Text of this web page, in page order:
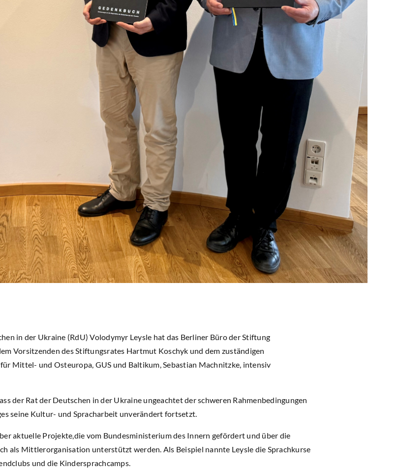
in der Ukraine (RdU) Volodymyr Leysle hat das Berliner Büro der Stiftung
Vorsitzenden des Stiftungsrates Hartmut Koschyk und dem zuständigen
Mittel- und Osteuropa, GUS und Baltikum, Sebastian Machnitzke, intensiv
der Rat der Deutschen in der Ukraine ungeachtet der schweren Rahmenbedingungen
seine Kultur- und Spracharbeit unverändert fortsetzt.
aktuelle Projekte,die vom Bundesministerium des Innern gefördert und über die
als Mittlerorganisation unterstützt werden. Als Beispiel nannte Leysle die Sprachkurse
und die Kindersprachcamps.